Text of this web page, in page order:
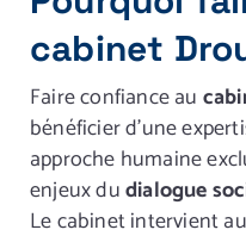
cabinet
Faire confiance au
bénéficier d’une
approche humaine
enjeux dudialogue
Le cabinet intervient